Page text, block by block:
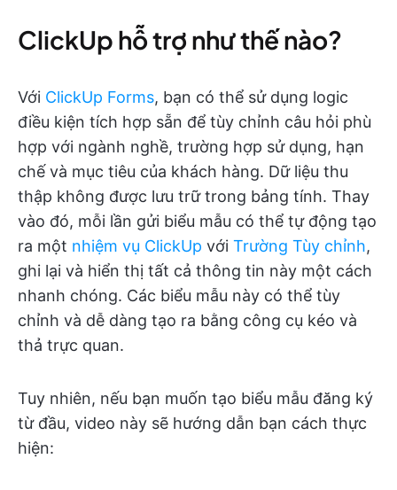
ClickUp hỗ trợ như thế nào?
Với ClickUp Forms, bạn có thể sử dụng logic
điều kiện tích hợp sẵn để tùy chỉnh câu hỏi phù
hợp với ngành nghề, trường hợp sử dụng, hạn
chế và mục tiêu của khách hàng. Dữ liệu thu
thập không được lưu trữ trong bảng tính. Thay
vào đó, mỗi lần gửi biểu mẫu có thể tự động tạo
ra một nhiệm vụ ClickUp với Trường Tùy chỉnh,
ghi lại và hiển thị tất cả thông tin này một cách
nhanh chóng. Các biểu mẫu này có thể tùy
chỉnh và dễ dàng tạo ra bằng công cụ kéo và
thả trực quan.
Tuy nhiên, nếu bạn muốn tạo biểu mẫu đăng ký
từ đầu, video này sẽ hướng dẫn bạn cách thực
hiện: